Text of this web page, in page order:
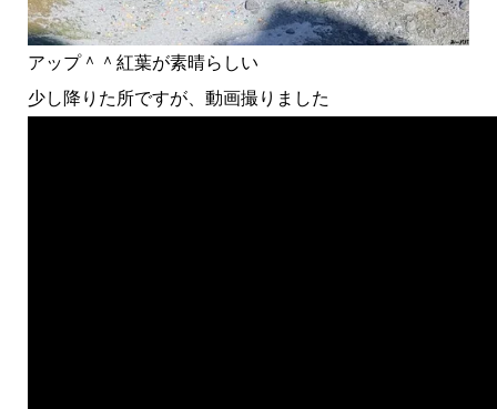
アップ＾＾紅葉が素晴らしい
少し降りた所ですが、動画撮りました